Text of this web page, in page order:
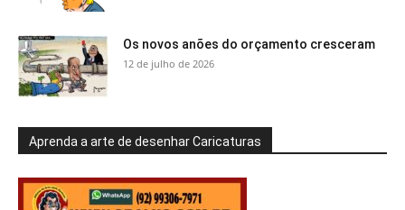
Os novos anões do orçamento cresceram
12 de julho de 2026
Aprenda a arte de desenhar Caricaturas